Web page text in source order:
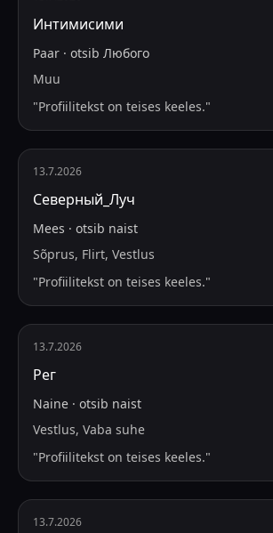
Интимисими
Paar · otsib Любого
Muu
"Profiilitekst on teises keeles."
13.7.2026
Северный_Луч
Mees · otsib naist
Sõprus, Flirt, Vestlus
"Profiilitekst on teises keeles."
13.7.2026
Рег
Naine · otsib naist
Vestlus, Vaba suhe
"Profiilitekst on teises keeles."
13.7.2026